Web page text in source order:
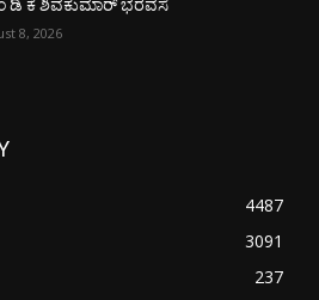
ಡಿ ಕೆ ಶಿವಕುಮಾರ್ ಭರವಸೆ
8, 2026
4487
3091
237